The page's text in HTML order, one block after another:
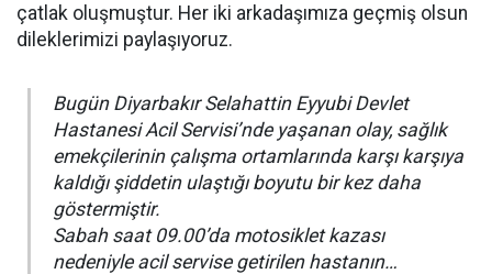
çatlak oluşmuştur. Her iki arkadaşımıza geçmiş olsun
dileklerimizi paylaşıyoruz.
Bugün Diyarbakır Selahattin Eyyubi Devlet
Hastanesi Acil Servisi’nde yaşanan olay, sağlık
emekçilerinin çalışma ortamlarında karşı karşıya
kaldığı şiddetin ulaştığı boyutu bir kez daha
göstermiştir.
Sabah saat 09.00’da motosiklet kazası
nedeniyle acil servise getirilen hastanın…